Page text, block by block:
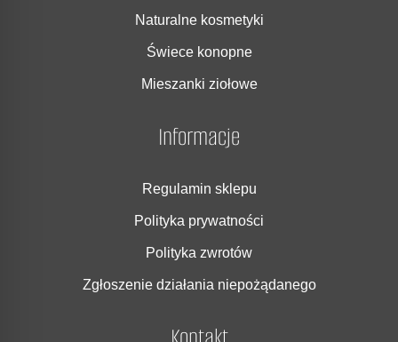
Naturalne kosmetyki
Świece konopne
Mieszanki ziołowe
Informacje
Regulamin sklepu
Polityka prywatności
Polityka zwrotów
Zgłoszenie działania niepożądanego